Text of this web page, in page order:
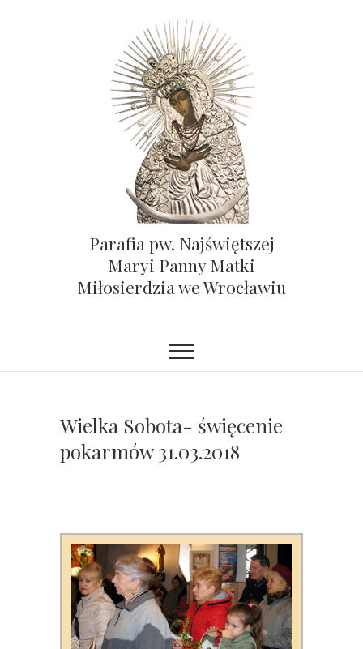
Parafia pw. Najświętszej
Maryi Panny Matki
Miłosierdzia we Wrocławiu
Wielka Sobota- święcenie
pokarmów 31.03.2018